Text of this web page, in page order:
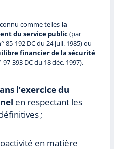
comme telles la
du service public(par
85-192 DC du 24 juil. 1985) ou
financier de la sécurité
393 DC du 18 déc. 1997).
l’exercice du
en respectant les
;
en matière